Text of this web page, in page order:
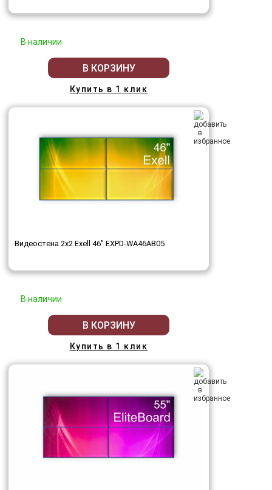
В наличии
В КОРЗИНУ
Купить в 1 клик
Видеостена 2x2 Exell 46" EXPD-WA46AB05
В наличии
В КОРЗИНУ
Купить в 1 клик